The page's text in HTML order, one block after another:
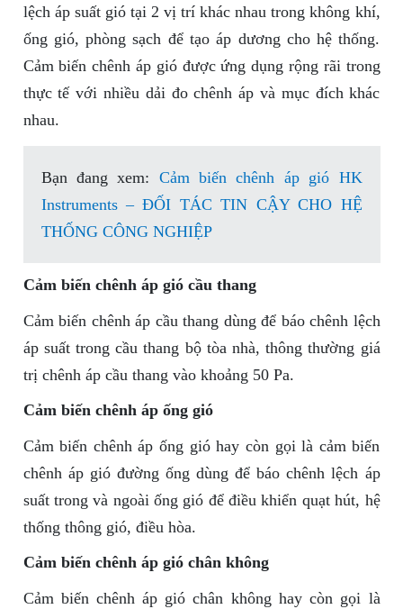
lệch áp suất gió tại 2 vị trí khác nhau trong không khí,
ống gió, phòng sạch để tạo áp dương cho hệ thống.
Cảm biến chênh áp gió được ứng dụng rộng rãi trong
thực tế với nhiều dải đo chênh áp và mục đích khác
nhau.
Bạn đang xem: Cảm biến chênh áp gió HK
Instruments – ĐỐI TÁC TIN CẬY CHO HỆ
THỐNG CÔNG NGHIỆP
Cảm biến chênh áp gió cầu thang
Cảm biến chênh áp cầu thang dùng để báo chênh lệch
áp suất trong cầu thang bộ tòa nhà, thông thường giá
trị chênh áp cầu thang vào khoảng 50 Pa.
Cảm biến chênh áp ống gió
Cảm biến chênh áp ống gió hay còn gọi là cảm biến
chênh áp gió đường ống dùng để báo chênh lệch áp
suất trong và ngoài ống gió để điều khiển quạt hút, hệ
thống thông gió, điều hòa.
Cảm biến chênh áp gió chân không
Cảm biến chênh áp gió chân không hay còn gọi là